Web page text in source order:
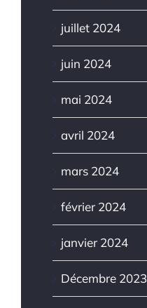
juillet 2024
juin 2024
mai 2024
avril 2024
mars 2024
février 2024
janvier 2024
Décembre 2023